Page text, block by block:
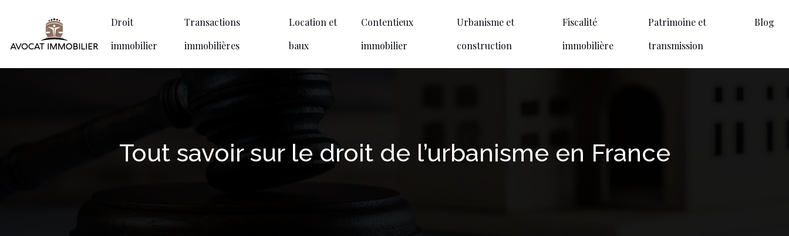
Droit
immobilier
Transactions
immobilières
Location et
baux
Contentieux
immobilier
Urbanisme et
construction
Fiscalité
immobilière
Patrimoine et
transmission
Blog
Tout savoir sur le droit de l’urbanisme en France